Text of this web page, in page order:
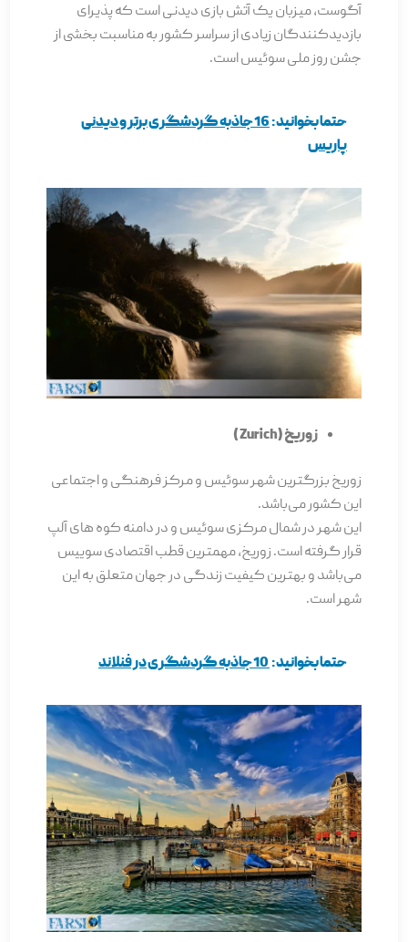
آگوست، میزبان یک آتش بازی دیدنی است که پذیرای
بازدیدکنندگان زیادی از سراسر کشور به مناسبت بخشی از
جشن روز ملی سوئیس است.
حتما بخوانید:
16 جاذبه گردشگری برتر و دیدنی
پاریس
زوریخ ( Zurich )
زوریخ بزرگترین شهر سوئیس و مرکز فرهنگی و اجتماعی
این کشور می‌باشد.
این شهر در شمال مرکزی سوئیس و در دامنه کوه­ های آلپ
قرار گرفته است. زوریخ، مهمترین قطب اقتصادی سوییس
می‌باشد و بهترین کیفیت زندگی در جهان متعلق به این
شهر است.
حتما بخوانید:10 جاذبه گردشگری در فنلاند